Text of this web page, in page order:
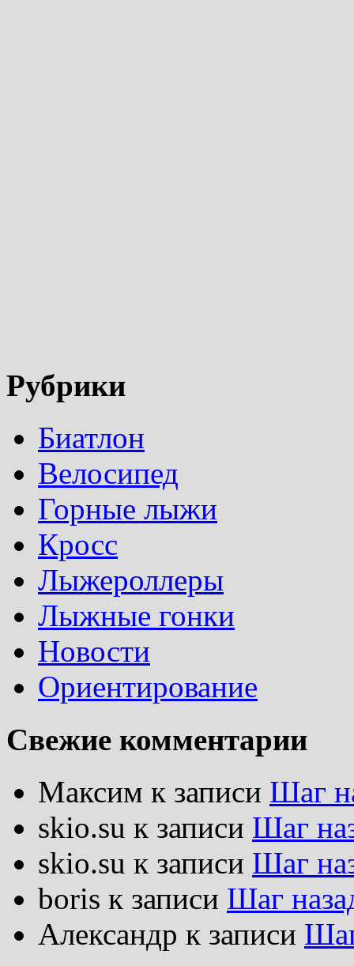
Рубрики
Биатлон
Велосипед
Горные лыжи
Кросс
Лыжероллеры
Лыжные гонки
Новости
Ориентирование
Свежие комментарии
Максим к записи Шаг
skio.su к записи Шаг
skio.su к записи Шаг
boris к записи Шаг
Александр к записи